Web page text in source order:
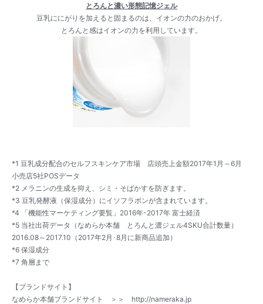
とろんと濃い形態記憶ジェル
豆乳ににがりを加えると固まるのは、イオンの力のおかげ。
とろんと感はイオンの力を利用しています。
*1 豆乳成分配合のセルフスキンケア市場 店頭売上金額2017年1月～6月
小売店5社POSデータ
*2 メラニンの生成を抑え、シミ・そばかすを防ぎます。
*3 豆乳発酵液（保湿成分）にイソフラボンが含まれています。
*4 「機能性マーケティング要覧」2016年-2017年 富士経済
*5 当社出荷データ（なめらか本舗 とろんと濃ジェル4SKU合計数量）
2016.08～2017.10（2017年2月･8月に新商品追加）
*6 保湿成分
*7 角層まで
【ブランドサイト】
なめらか本舗ブランドサイト ＞＞ http://nameraka.jp